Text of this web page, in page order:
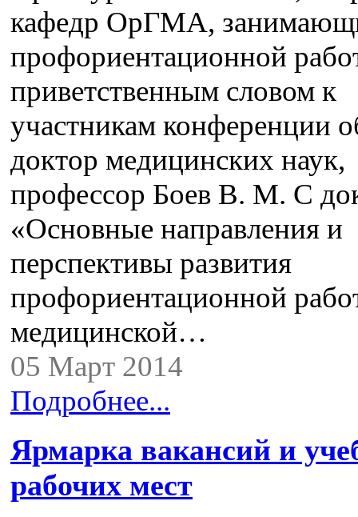
кафедр ОрГМА,
профориентационной
приветственным словом к
участникам конференции
доктор медицинских наук,
профессор Боев В. М. С
«Основные направления и
перспективы развития
профориентационной
медицинской…
05 Март 2014
Подробнее...
Ярмарка вакансий и
рабочих мест